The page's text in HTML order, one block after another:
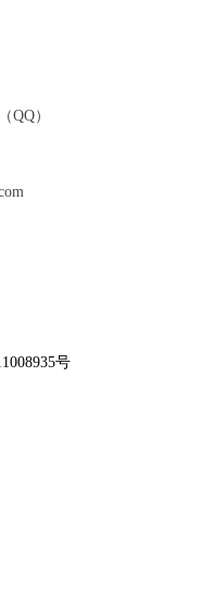
QQ）
号